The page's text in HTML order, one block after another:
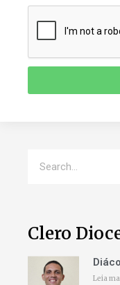
Clero
Leia